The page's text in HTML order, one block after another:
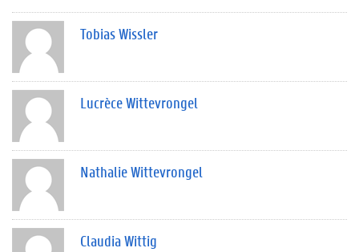
Tobias Wissler
Lucrèce Wittevrongel
Nathalie Wittevrongel
Claudia Wittig